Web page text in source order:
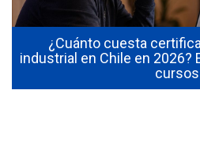
¿Cuánto cuesta
industrial en Chile en 2026?
cursos